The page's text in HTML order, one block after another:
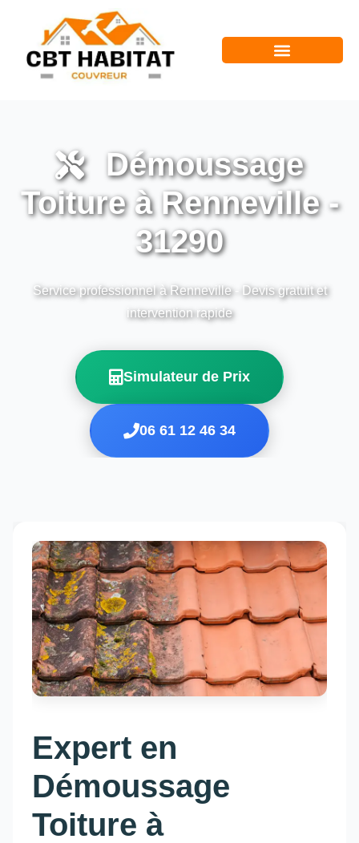
Démoussage
Toiture à Renneville -
31290
Service professionnel à Renneville - Devis gratuit et
intervention rapide
Simulateur de Prix
06 61 12 46 34
Expert en
Démoussage
Toiture à